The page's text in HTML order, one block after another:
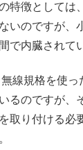
特徴としては
いのですが、
で内臓されて
線規格を使っ
るのですが、
取り付ける必